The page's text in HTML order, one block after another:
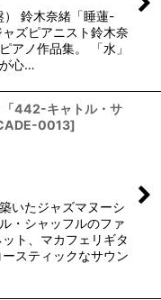
鈴木奈緒「睡蓮-
ズピアニスト鈴木奈
アノ作品集。 「水」
心…
「442-キャトル・サ
0013]
いたジャズマヌーシ
・シャッフルのファ
ト、マカフェリギタ
スティックなサウン